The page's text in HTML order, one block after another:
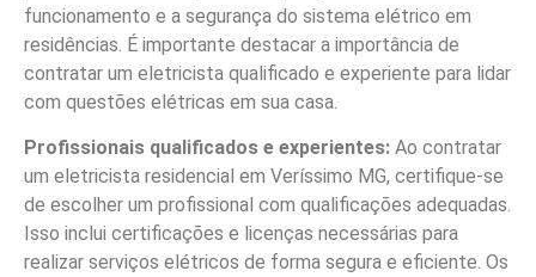
funcionamento e a segurança do sistema elétrico em
residências. É importante destacar a importância de
contratar um eletricista qualificado e experiente para lidar
com questões elétricas em sua casa.
Profissionais qualificados e experientes: Ao contratar
um eletricista residencial em Veríssimo MG, certifique-se
de escolher um profissional com qualificações adequadas.
Isso inclui certificações e licenças necessárias para
realizar serviços elétricos de forma segura e eficiente. Os